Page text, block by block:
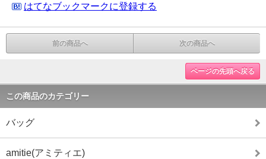
はてなブックマークに登録する
前の商品へ 次の商品へ
ページの先頭へ戻る
この商品のカテゴリー
バッグ
amitie(アミティエ)